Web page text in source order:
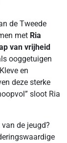
de Tweede
met Ria
van vrijheid
ooggetuigen
en
deze sterke
sloot Ria
de jeugd?